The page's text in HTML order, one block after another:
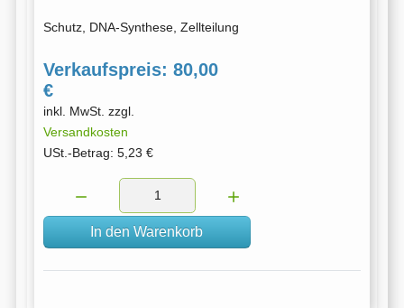
Schutz, DNA-Synthese, Zellteilung
Verkaufspreis: 80,00
€
inkl. MwSt. zzgl.
Versandkosten
USt.-Betrag: 5,23 €
In den Warenkorb